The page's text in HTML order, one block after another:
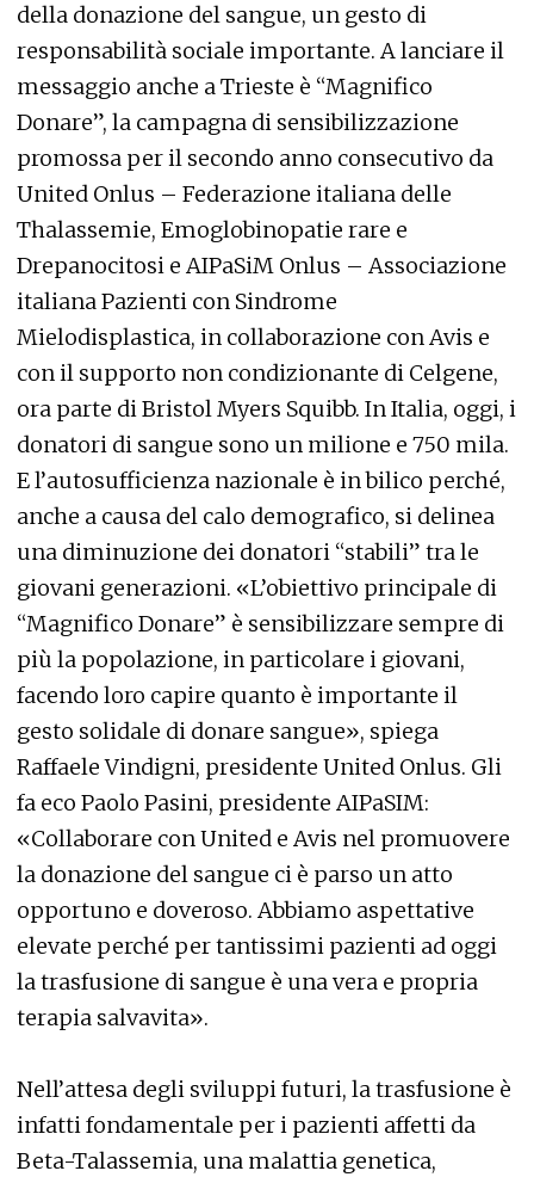
della donazione del sangue, un gesto di
responsabilità sociale importante. A lanciare il
messaggio anche a Trieste è “Magnifico
Donare”, la campagna di sensibilizzazione
promossa per il secondo anno consecutivo da
United Onlus – Federazione italiana delle
Thalassemie, Emoglobinopatie rare e
Drepanocitosi e AIPaSiM Onlus – Associazione
italiana Pazienti con Sindrome
Mielodisplastica, in collaborazione con Avis e
con il supporto non condizionante di Celgene,
ora parte di Bristol Myers Squibb. In Italia, oggi, i
donatori di sangue sono un milione e 750 mila.
E l’autosufficienza nazionale è in bilico perché,
anche a causa del calo demografico, si delinea
una diminuzione dei donatori “stabili” tra le
giovani generazioni. «L’obiettivo principale di
“Magnifico Donare” è sensibilizzare sempre di
più la popolazione, in particolare i giovani,
facendo loro capire quanto è importante il
gesto solidale di donare sangue», spiega
Raffaele Vindigni, presidente United Onlus. Gli
fa eco Paolo Pasini, presidente AIPaSIM:
«Collaborare con United e Avis nel promuovere
la donazione del sangue ci è parso un atto
opportuno e doveroso. Abbiamo aspettative
elevate perché per tantissimi pazienti ad oggi
la trasfusione di sangue è una vera e propria
terapia salvavita».
Nell’attesa degli sviluppi futuri, la trasfusione è
infatti fondamentale per i pazienti affetti da
Beta-Talassemia, una malattia genetica,